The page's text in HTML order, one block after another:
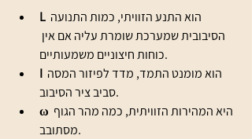
L
הסיבובית שמערכת שומרת עליה אם אין
כוחות חיצוניים משמעותיים.
I
סביב ציר הסיבוב.
ω
מסתובב.